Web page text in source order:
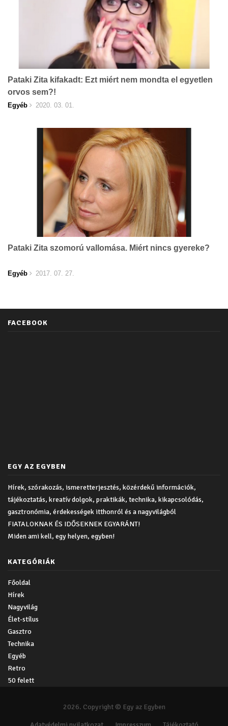
Pataki Zita kifakadt: Ezt miért nem mondta el egyetlen
orvos sem?!
Egyéb 2020. 03. 01.
Pataki Zita szomorú vallomása. Miért nincs gyereke?
Egyéb 2017. 07. 27.
FACEBOOK
EGY AZ EGYBEN
Hírek, szórakozás, ismeretterjesztés, közérdekű információk,
tájékoztatás, kreatív dolgok, praktikák, technika, kikapcsolódás,
gasztronómia, érdekességek itthonról és a nagyvilágból
FIATALOKNAK ÉS IDŐSEKNEK EGYARÁNT!
Miden ami kell, egy helyen, egyben!
KATEGÓRIÁK
Főoldal
Hírek
Nagyvilág
Élet-stílus
Gasztro
Technika
Egyéb
Retro
50 felett
2026. Copyright © Egy az Egyben